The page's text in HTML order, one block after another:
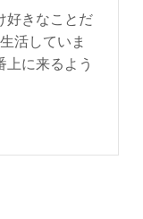
好きなことだ
活していま
上に来るよう